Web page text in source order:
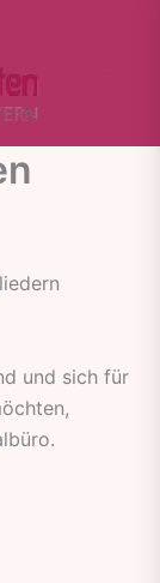
und sich für